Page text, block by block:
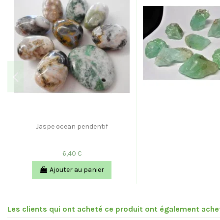
Jaspe ocean pendentif
6,40 €
Ajouter au panier
Les clients qui ont acheté ce produit ont également